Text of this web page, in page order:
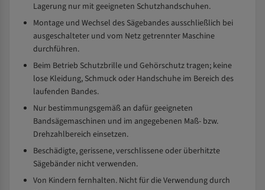
Lagerung nur mit geeigneten Schutzhandschuhen.
Montage und Wechsel des Sägebandes ausschließlich bei
ausgeschalteter und vom Netz getrennter Maschine
durchführen.
Beim Betrieb Schutzbrille und Gehörschutz tragen; keine
lose Kleidung, Schmuck oder Handschuhe im Bereich des
laufenden Bandes.
Nur bestimmungsgemäß an dafür geeigneten
Bandsägemaschinen und im angegebenen Maß- bzw.
Drehzahlbereich einsetzen.
Beschädigte, gerissene, verschlissene oder überhitzte
Sägebänder nicht verwenden.
Von Kindern fernhalten. Nicht für die Verwendung durch